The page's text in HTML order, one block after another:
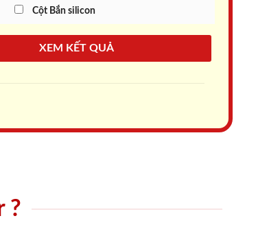
Cột Bắn silicon
XEM KẾT QUẢ
?